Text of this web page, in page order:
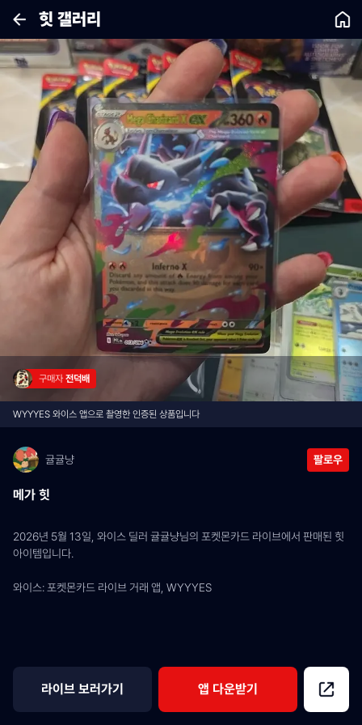
힛 갤러리
구매자 전덕배
WYYYES 와이스 앱으로 촬영한 인증된 상품입니다
귤귤냥 팔로우
메가 힛
2026년 5월 13일, 와이스 딜러 귤귤냥님의 포켓몬카드 라이브에서 판매된 힛
아이템입니다.
와이스: 포켓몬카드 라이브 거래 앱, WYYYES
라이브 보러가기 앱 다운받기